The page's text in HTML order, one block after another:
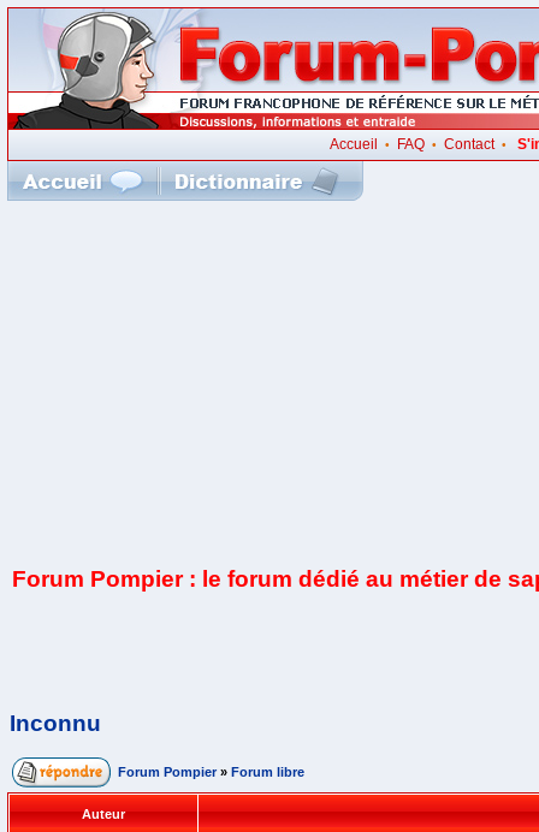
Accueil • FAQ• Contact•
Forum Pompier : le forum dédié au métier de
Inconnu
Forum Pompier » Forum libre
Auteur